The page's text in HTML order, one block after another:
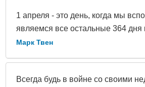
1 апреля - это день, когда мы
являемся все остальные 364 дня
Марк Твен
Всегда будь в войне со своими